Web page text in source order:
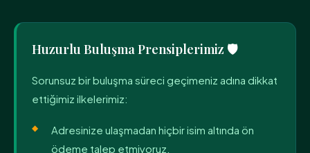
Huzurlu Buluşma Prensiplerimiz 🛡️
Sorunsuz bir buluşma süreci geçimeniz adına dikkat
ettiğimiz ilkelerimiz:
Adresinize ulaşmadan hiçbir isim altında ön
ödeme talep etmiyoruz.